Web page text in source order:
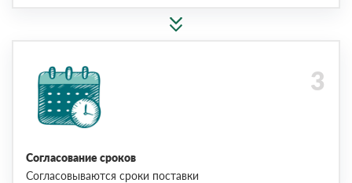
Согласование сроков
Согласовываются сроки поставки